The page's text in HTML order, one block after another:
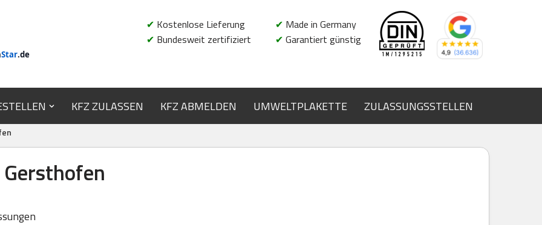
Star.de
✔ Kostenlose Lieferung
✔ Bundesweit zertifiziert
✔ Made in Germany
✔ Garantiert günstig
KFZ ZULASSEN KFZ ABMELDEN UMWELTPLAKETTE ZULASSUNGSSTELLEN